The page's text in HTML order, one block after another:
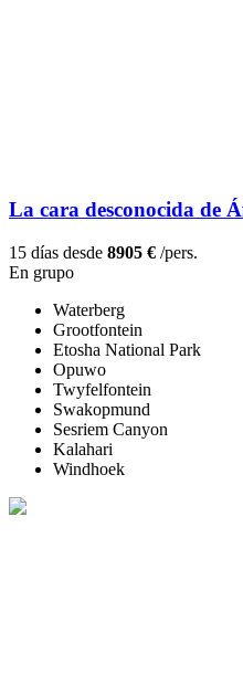
La cara desconocida de
15 días desde 8905 € /pers.
En grupo
Waterberg
Grootfontein
Etosha National Park
Opuwo
Twyfelfontein
Swakopmund
Sesriem Canyon
Kalahari
Windhoek